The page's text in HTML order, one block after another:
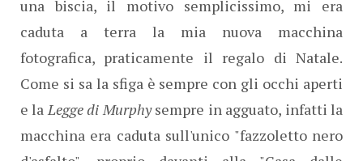
una biscia, il motivo semplicissimo, mi era
caduta a terra la mia nuova macchina
fotografica, praticamente il regalo di Natale.
Come si sa la sfiga è sempre con gli occhi aperti
e laLegge di Murphysempre in agguato, infatti la
macchina era caduta sull'unico "fazzoletto nero